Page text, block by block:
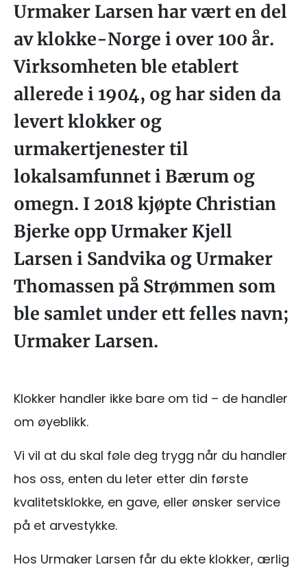
Urmaker Larsen har vært en del
av klokke-Norge i over 100 år.
Virksomheten ble etablert
allerede i 1904, og har siden da
levert klokker og
urmakertjenester til
lokalsamfunnet i Bærum og
omegn. I 2018 kjøpte Christian
Bjerke opp Urmaker Kjell
Larsen i Sandvika og Urmaker
Thomassen på Strømmen som
ble samlet under ett felles navn;
Urmaker Larsen.
Klokker handler ikke bare om tid – de handler
om øyeblikk.
Vi vil at du skal føle deg trygg når du handler
hos oss, enten du leter etter din første
kvalitetsklokke, en gave, eller ønsker service
på et arvestykke.
Hos Urmaker Larsen får du ekte klokker, ærlig